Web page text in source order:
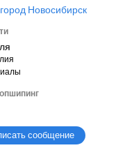
Новосибирск
сообщение